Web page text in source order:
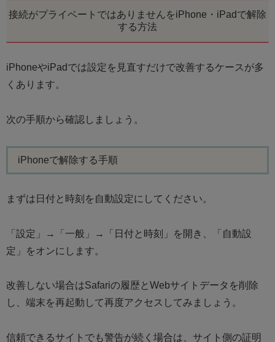
接続がプライベートではありませんをiPhone・iPadで解除
する方法
iPhoneやiPadでは設定を見直すだけで改善するケースが多
くあります。
次の手順から確認しましょう。
iPhoneで解除する手順
まずは日付と時刻を自動設定にしてください。
「設定」→「一般」→「日付と時刻」を開き、「自動設
定」をオンにします。
改善しない場合はSafariの履歴とWebサイトデータを削除
し、端末を再起動して再度アクセスしてみましょう。
信頼できるサイトでも警告が続く場合は、サイト側の証明